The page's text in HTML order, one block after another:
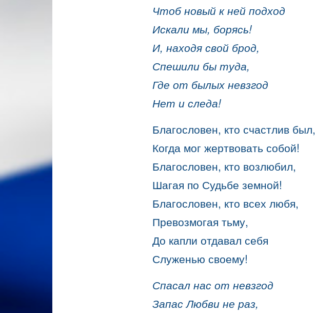
Чтоб новый к ней подход
Искали мы, борясь!
И, находя свой брод,
Спешили бы туда,
Где от былых невзгод
Нет и следа!
Благословен, кто счастлив был,
Когда мог жертвовать собой!
Благословен, кто возлюбил,
Шагая по Судьбе земной!
Благословен, кто всех любя,
Превозмогая тьму,
До капли отдавал себя
Служенью своему!
Спасал нас от невзгод
Запас Любви не раз,